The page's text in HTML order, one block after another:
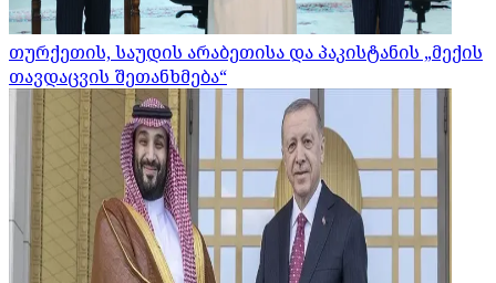
თურქეთის, საუდის არაბეთისა და პაკისტანის „მექის
თავდაცვის შეთანხმება“